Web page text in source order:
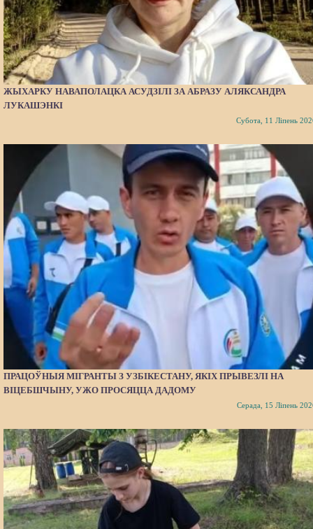
ЖЫХАРКУ НАВАПОЛАЦКА АСУДЗІЛІ ЗА АБРАЗУ АЛЯКСАНДРА
ЛУКАШЭНКІ
Субота, 11 Ліпень
ПРАЦОЎНЫЯ МІГРАНТЫ З УЗБІКЕСТАНУ, ЯКІХ ПРЫВЕЗЛІ НА
ВІЦЕБШЧЫНУ, УЖО ПРОСЯЦЦА ДАДОМУ
Серада, 15 Ліпень